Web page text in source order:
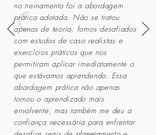
no treinamento foi a abordagem
prática adotada. Não se tratou
apenas de teoria; fomos desafiados
com estudos de caso realistas e
exercícios práticos que nos
permitiram aplicar imediatamente o
que estávamos aprendendo. Essa
abordagem prática não apenas
tornou o aprendizado mais
envolvente, mas também me deu a
confiança necessária para enfrentar